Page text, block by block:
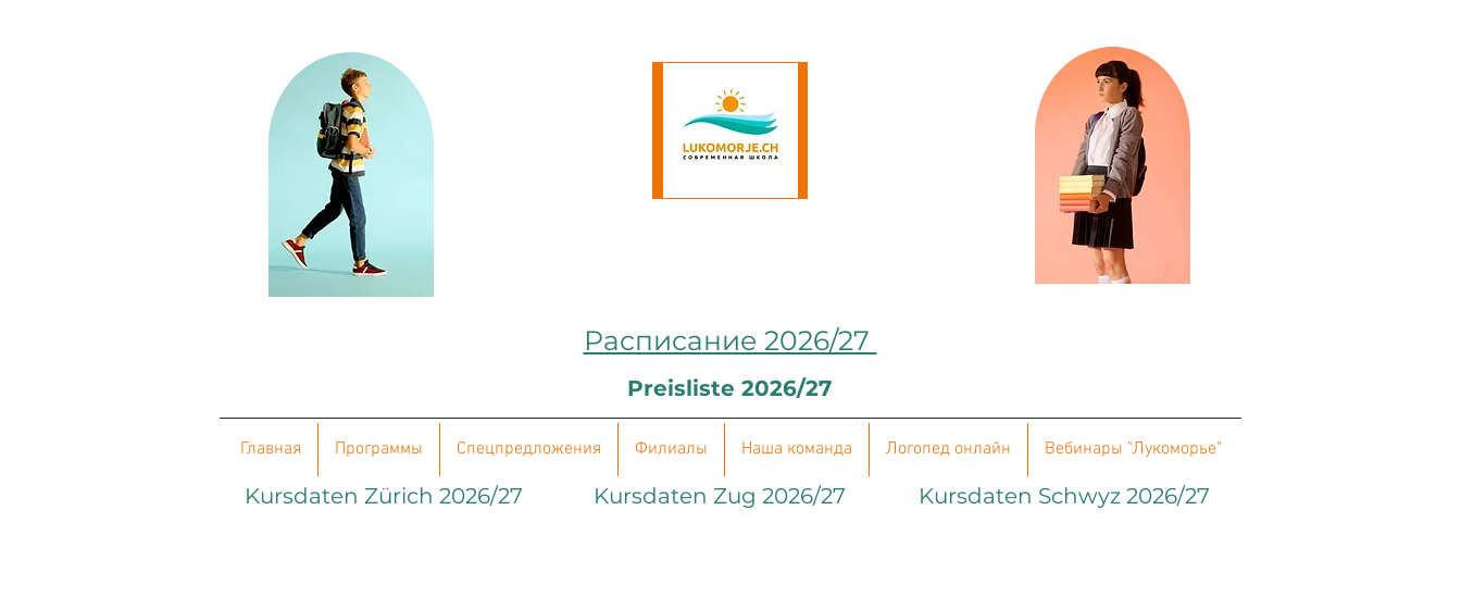
Расписание 2026/27
Preisliste 2026/27
Главная Программы Cпецпредложения Филиалы Наша команда Логопед онлайн Вебинары "Лукоморье"
Kursdaten Zürich 2026/27 Kursdaten Zug 2026/27 Kursdaten Schwyz 2026/27